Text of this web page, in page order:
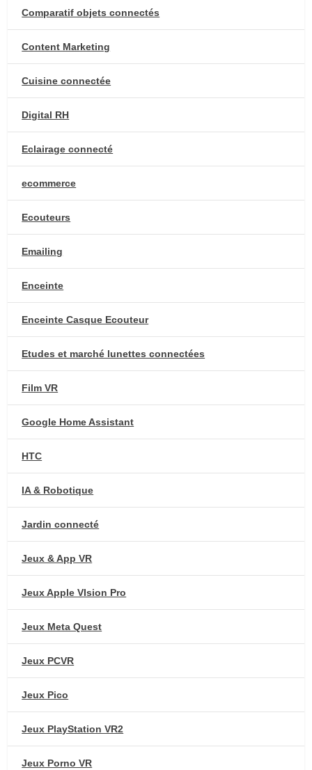
Comparatif objets connectés
Content Marketing
Cuisine connectée
Digital RH
Eclairage connecté
ecommerce
Ecouteurs
Emailing
Enceinte
Enceinte Casque Ecouteur
Etudes et marché lunettes connectées
Film VR
Google Home Assistant
HTC
IA & Robotique
Jardin connecté
Jeux & App VR
Jeux Apple VIsion Pro
Jeux Meta Quest
Jeux PCVR
Jeux Pico
Jeux PlayStation VR2
Jeux Porno VR